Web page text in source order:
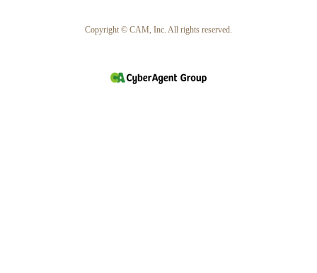
Copyright © CAM, Inc. All rights reserved.